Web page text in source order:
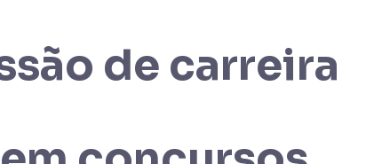
de carreira